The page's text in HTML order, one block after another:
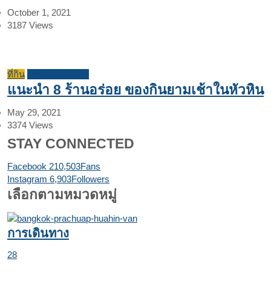
October 1, 2021
3187 Views
ที่กิน
แนะนำ 8 ร้านอร่อย ของกินยามเช้าในหัวหิน
May 29, 2021
3374 Views
STAY CONNECTED
Facebook 210,503Fans
Instagram 6,903Followers
เลือกตามหมวดหมู่
การเดินทาง
28